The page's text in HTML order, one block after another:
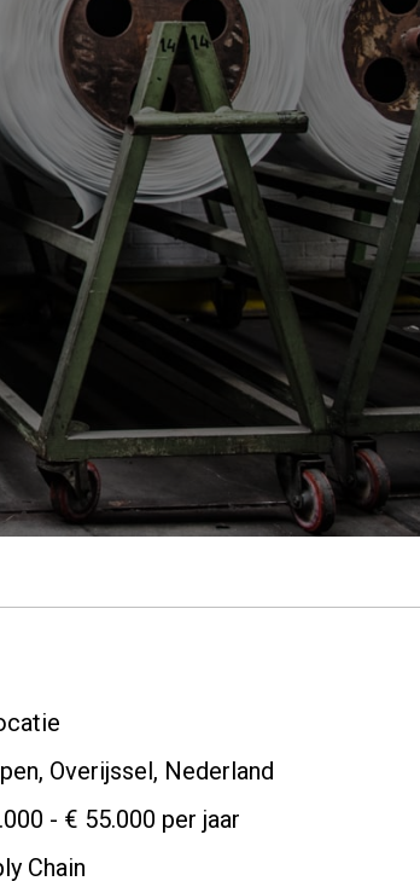
, Overijssel, Nederland
- € 55.000 per jaar
Chain